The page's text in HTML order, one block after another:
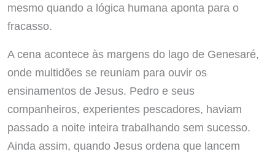
mesmo quando a lógica humana aponta para o
fracasso.
A cena acontece às margens do lago de Genesaré,
onde multidões se reuniam para ouvir os
ensinamentos de Jesus. Pedro e seus
companheiros, experientes pescadores, haviam
passado a noite inteira trabalhando sem sucesso.
Ainda assim, quando Jesus ordena que lancem